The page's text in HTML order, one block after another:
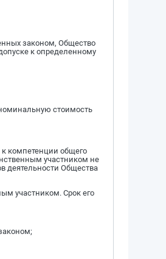
законом, Общество
к определенному
стоимость
компетенции общего
участником не
деятельности Общества
участником. Срок его